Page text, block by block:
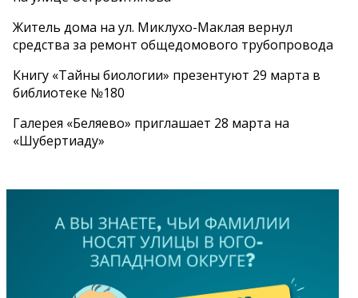
Житель дома на ул. Миклухо-Маклая вернул
средства за ремонт общедомового трубопровода
Книгу «Тайны биологии» презентуют 29 марта в
библиотеке №180
Галерея «Беляево» приглашает 28 марта на
«Шубертиаду»